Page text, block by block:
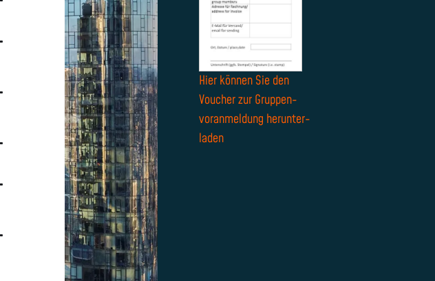
Hier können Sie den
Voucher zur Gruppen­
voranmeldung herunter­
laden.